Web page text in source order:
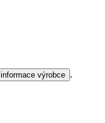
informace výrobce .